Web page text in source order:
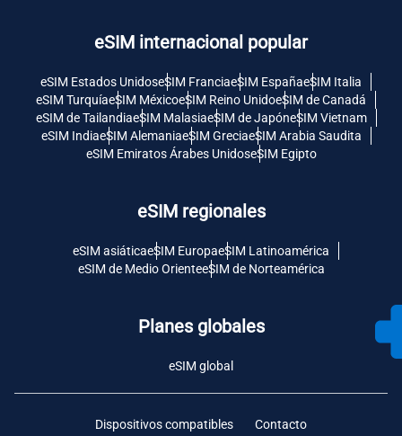
eSIM internacional popular
eSIM Estados UnidoseSIM FranciaeSIM EspañaeSIM Italia
eSIM TurquíaeSIM MéxicoeSIM Reino UnidoeSIM de Canadá
eSIM de TailandiaeSIM MalasiaeSIM de JapóneSIM Vietnam
eSIM IndiaeSIM AlemaniaeSIM GreciaeSIM Arabia Saudita
eSIM Emiratos Árabes UnidoseSIM Egipto
eSIM regionales
eSIM asiáticaeSIM EuropaeSIM Latinoamérica
eSIM de Medio OrienteeSIM de Norteamérica
Planes globales
eSIM global
Dispositivos compatibles Contacto